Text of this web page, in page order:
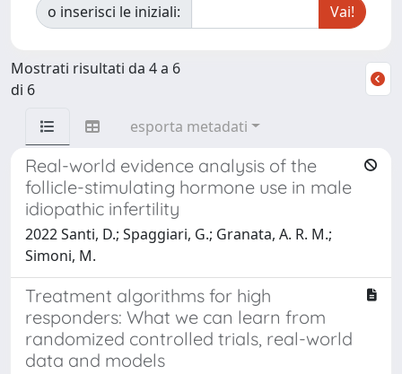
o inserisci le iniziali:
Mostrati risultati da 4 a 6
di 6
esporta metadati
Real-world evidence analysis of the
follicle-stimulating hormone use in male
idiopathic infertility
2022 Santi, D.; Spaggiari, G.; Granata, A. R. M.;
Simoni, M.
Treatment algorithms for high
responders: What we can learn from
randomized controlled trials, real-world
data and models